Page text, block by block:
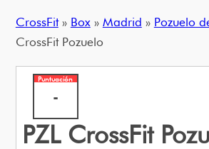
CrossFit» Box» Madrid » Pozuelo
CrossFit Pozuelo
Puntuación
-
PZL CrossFit